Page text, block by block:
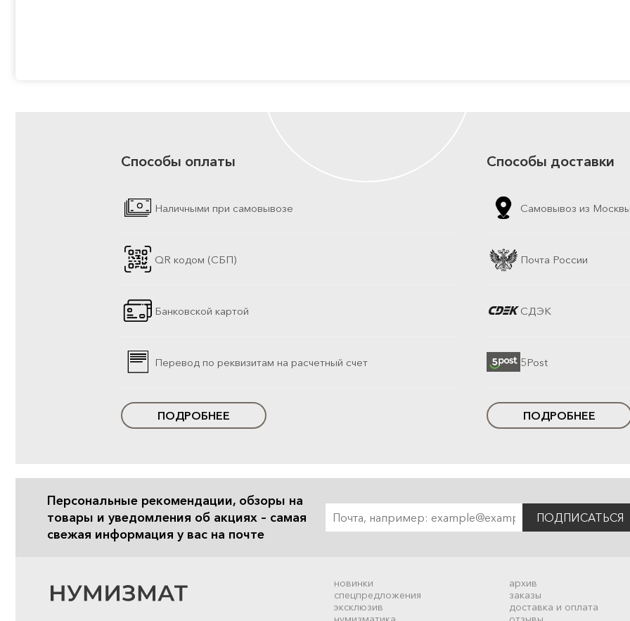
Способы оплаты
Наличными при самовывозе
QR кодом (СБП)
Банковской картой
Перевод по реквизитам на расчетный счет
ПОДРОБНЕЕ
Способы доставки
Самовывоз из
Почта России
СДЭК
5Post
ПОДРОБНЕЕ
Персональные рекомендации, обзоры на
товары и уведомления об акциях – самая
свежая информация у вас на почте
ПОДПИСАТЬСЯ
новинки
спецпредложения
эксклюзив
архив
заказы
доставка и оплата